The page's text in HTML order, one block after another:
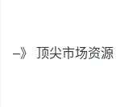
–》 顶尖市场资源